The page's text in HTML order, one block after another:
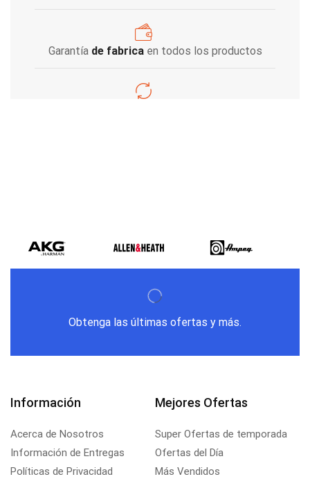
Garantía de fabricaen todos los productos
Obtenga las últimas ofertas y más.
Información
Acerca de Nosotros
Información de Entregas
Políticas de Privacidad
Mejores Ofertas
Super Ofertas de temporada
Ofertas del Día
Más Vendidos